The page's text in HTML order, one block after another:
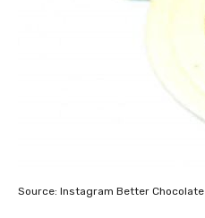
Source: Instagram Better Chocolate